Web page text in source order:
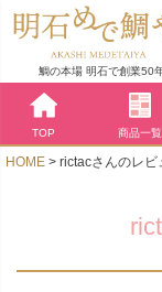
鯛の本場 明石で創業50
TOP 商品一覧
HOME rictacさんのレビ